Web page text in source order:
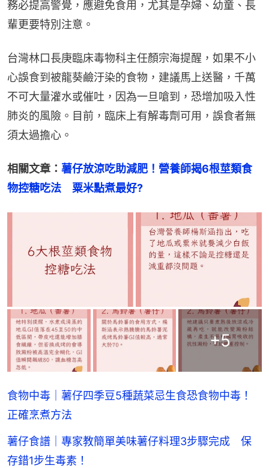
務必提高警覺，應避免食用，尤其是孕婦、幼童、長
輩更要特別注意。
台灣林口長庚臨床毒物科主任顏宗海提醒，如果不小
心誤食到被龍葵鹼汙染的食物，建議馬上送醫，千萬
不可大量灌水或催吐，因為一旦嗆到，恐增加吸入性
肺炎的風險。目前，臨床上有解毒劑可用，誤食者無
須太過擔心。
相關文章： 薯仔放涼吃助減肥！營養師揭6根莖類食
物控糖吃法　粟米點煮最好?
+5
食物中毒｜薯仔四季豆5種蔬菜忌生食恐食物中毒！
正確烹煮方法
薯仔食譜｜專家教簡單美味薯仔料理3步驟完成 保
存錯1步生毒素！